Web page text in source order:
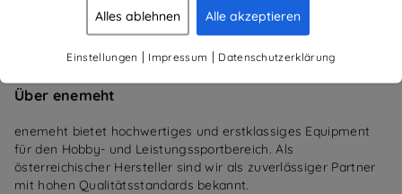
Die Scheiben verfügen über einen Eisenkern, sind jedoch mit
ist nicht für das Herabfallen konzipiert!
Über enemeht
enemeht bietet hochwertiges und erstklassiges Equipment
für den Hobby- und Leistungssportbereich. Als
österreichischer Hersteller sind wir als zuverlässiger Partner
mit hohen Qualitätsstandards bekannt.
Alles ablehnen Alle akzeptieren
Einstellungen | Impressum | Datenschutzerklärung